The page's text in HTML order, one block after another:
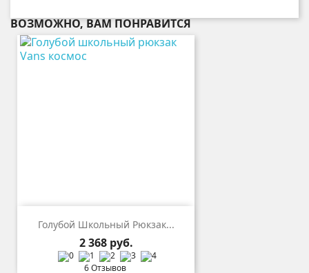
ВОЗМОЖНО, ВАМ ПОНРАВИТСЯ
Голубой Школьный Рюкзак...
Цена
2 368 руб.
6 Отзывов